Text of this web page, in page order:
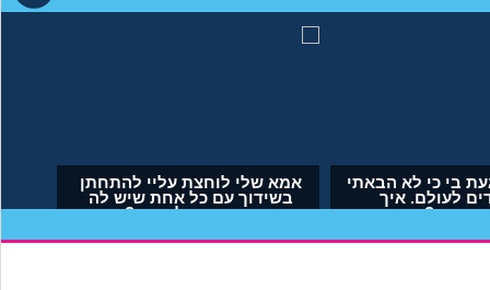
בי כי לא הבאתי
לעולם. איך
אמא שלי לוחצת עליי להתחתן
בשידוך עם כל אחת שיש לה
דופק, מה לעשות?